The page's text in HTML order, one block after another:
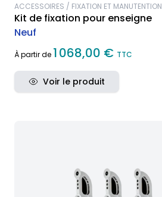
ACCESSOIRES / FIXATION ET MANUTENTION
Kit de fixation pour enseigne
Neuf
À partir de 1 068,00 € TTC
Voir le produit